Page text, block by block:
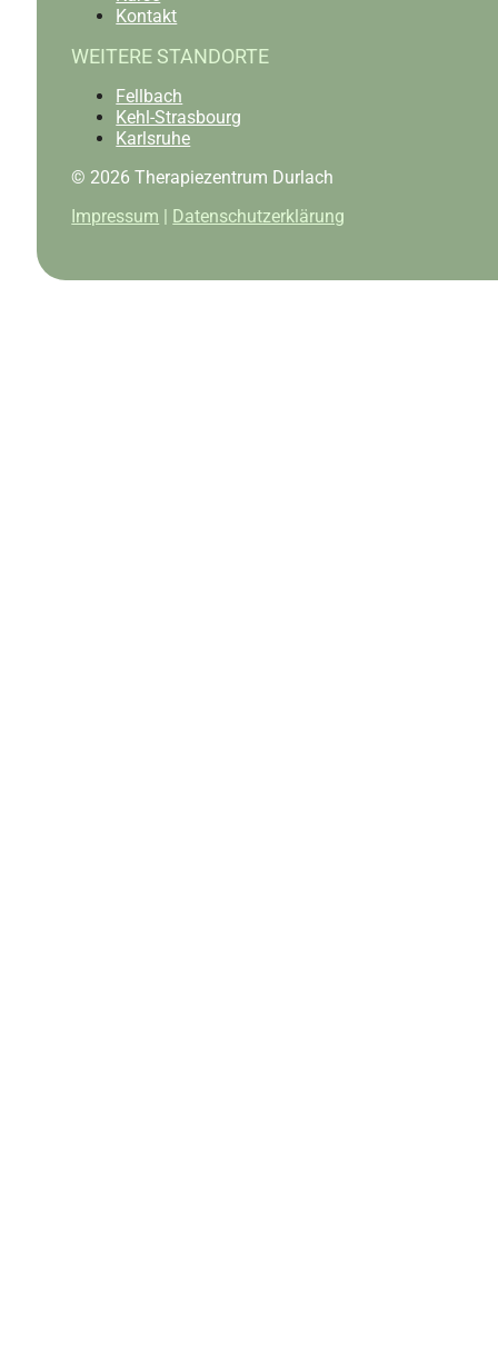
Kontakt
WEITERE STANDORTE
Fellbach
Kehl-Strasbourg
Karlsruhe
© 2026 Therapiezentrum Durlach
Impressum
Datenschutzerklärung